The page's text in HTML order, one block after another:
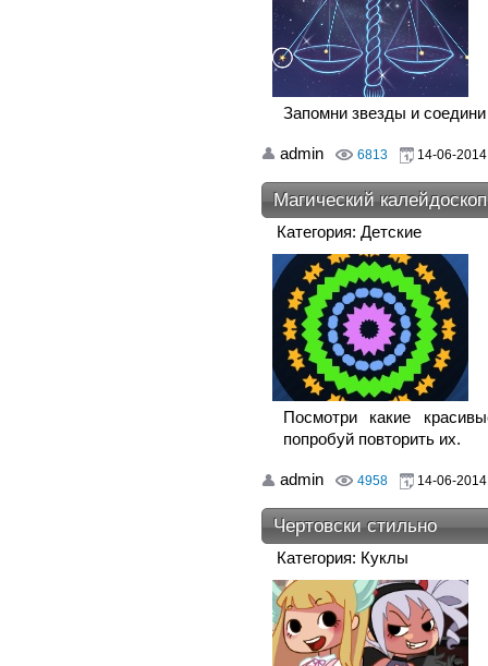
Запомни звезды и
admin 6813 14-06-
Магический калейдоскоп
Категория: Детские
Посмотри какие
попробуй повторить их.
admin 4958 14-06-
Чертовски стильно
Категория: Куклы